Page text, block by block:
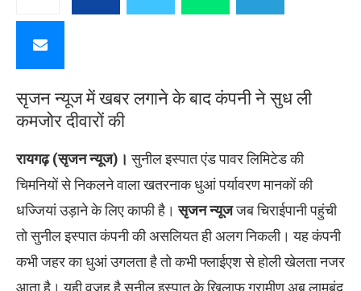
सृजन न्यूज में खबर लगाने के बाद कंपनी ने सुध ली
कमजोर दीवारों की
रायगढ़ (सृजन न्यूज)। सुनील इस्पात एंड पावर लिमिटेड की
चिमनियों से निकलने वाला खतरनाक धुआं पर्यावरण मानकों की
धज्जियां उड़ाने के लिए काफी है।सृजन न्यूजजब चिराईपानी पहुंची
तो सुनील इस्पात कंपनी की असलियत ही अलग निकली। यह कंपनी
कभी जहर का धुआं उगलता है तो कभी फ्लाईएश से होली खेलता नजर
आता है। यही वजह है सुनील इस्पात के खिलाफ ग्रामीण अब लामबंद